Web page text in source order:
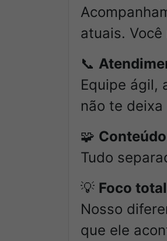
atuais.
📞
Equipe ágil,
não te deixa
🧩
Tudo
💡 Foco
Nosso
que ele